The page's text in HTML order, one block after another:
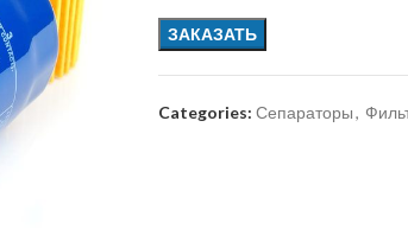
ЗАКАЗАТЬ
Categories: Сепараторы,